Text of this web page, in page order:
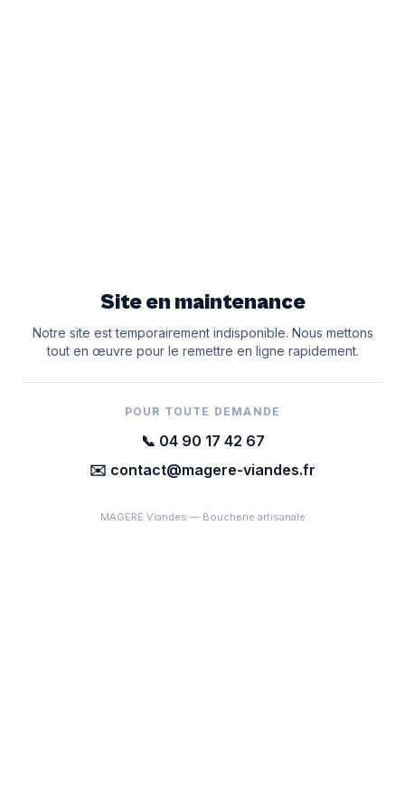
Site en maintenance
Notre site est temporairement indisponible. Nous mettons
tout en œuvre pour le remettre en ligne rapidement.
POUR TOUTE DEMANDE
📞 04 90 17 42 67
✉️ contact@magere-viandes.fr
MAGERE Viandes — Boucherie artisanale